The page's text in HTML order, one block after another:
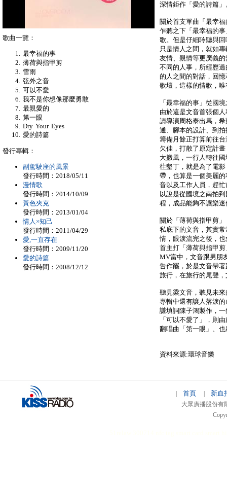
深情鉅作「愛的詩篇」
關於首支單曲「最幸
乍聽之下「最幸福的
歌。但是仔細聆聽與
只是情人之間，就如
友情、親情等更廣義
不同的人事，所經歷
的人之間的對話，回
歌壇，這樣的情歌，
「最幸福的事」從國
由於這是文音首張個
請導演周格泰出馬，
通、腳本的設計、到
籌備月餘正打算前往
欠佳，打散了原定計
大搬風，一行人轉往
往墾丁，就是為了電
帶，也算是一個美麗
音以及工作人員，趕
以說是從國境之南拍
程，成品能夠不讓樂
關於「薄荷與指甲剪」
私底下的文音，其實
情，眼淚流完之後，
首主打「薄荷與指甲
MV當中，文音跟男朋
告作罷，於是文音帶
旅行，在旅行的尾聲
聽見梁文音，聽見未來
專輯中還有讓人落淚
謙填詞陳子鴻製作，
「可以不愛了」，則
翻唱曲「第一眼」、
資料來源:環球音樂
歌曲一覽：
最幸福的事
薄荷與指甲剪
雪雨
弦外之音
可以不愛
我不是你想像那麼勇敢
最親愛的
第一眼
Dry Your Eyes
愛的詩篇
發行專輯：
副駕駛座的風景
發行時間：2018/05/11
漫情歌
發行時間：2014/10/09
黃色夾克
發行時間：2013/01/04
情人×知己
發行時間：2011/04/29
愛,一直存在
發行時間：2009/11/20
愛的詩篇
發行時間：2008/12/12
首頁 新血
大眾廣播股份有